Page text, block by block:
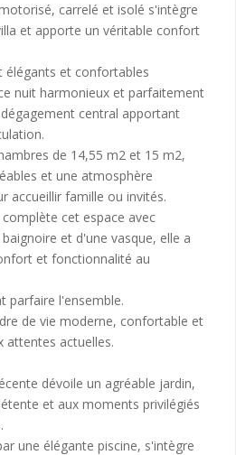
carrelé et isolé s'intègre
et apporte un véritable confort
élégants et confortables
nuit harmonieux et parfaitement
central apportant
de 14,55 m2 et 15 m2,
et une atmosphère
accueillir famille ou invités.
cet espace avec
et d'une vasque, elle a
et fonctionnalité au
parfaire l'ensemble.
de vie moderne, confortable et
attentes actuelles.
dévoile un agréable jardin,
et aux moments privilégiés
une élégante piscine, s'intègre